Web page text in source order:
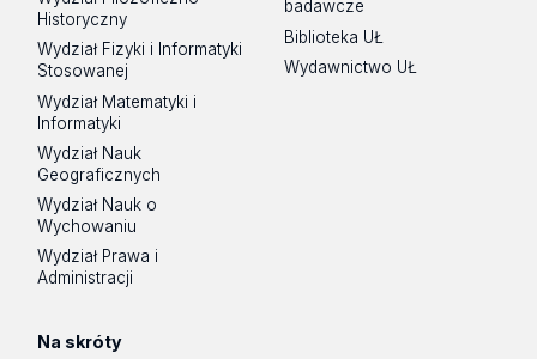
Historyczny
Wydział Fizyki i Informatyki
Stosowanej
Wydział Matematyki i
Informatyki
Wydział Nauk
Geograficznych
Wydział Nauk o
Wychowaniu
Wydział Prawa i
Administracji
badawcze
Biblioteka UŁ
Wydawnictwo UŁ
Na skróty